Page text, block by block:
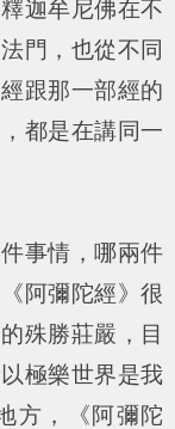
迦牟尼佛在不
門，也從不同
跟那一部經的
都是在講同一
事情，哪兩件
阿彌陀經》很
殊勝莊嚴，目
極樂世界是我
方，《阿彌陀